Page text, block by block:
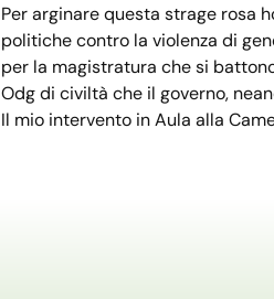
Per arginare questa strage rosa
politiche contro la violenza di
per la magistratura che si
Odg di civiltà che il governo,
Il mio intervento in Aula alla